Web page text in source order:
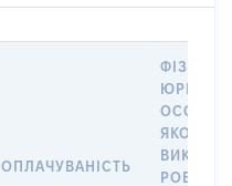
ОПЛАЧУВАНІСТЬ
ОСОБА,
ЯКОЇ
РОБОТА